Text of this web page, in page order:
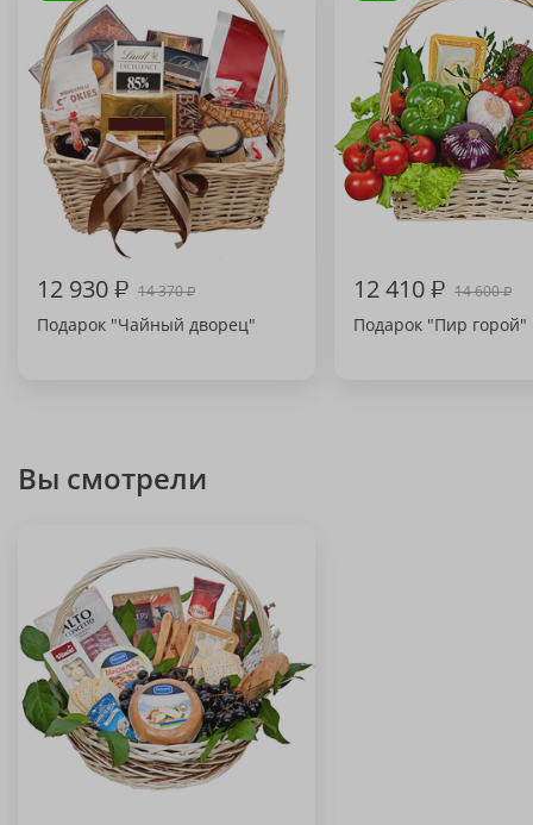
12 930₽ 14 370₽
Подарок "Чайный дворец"
12 410₽ 14 600₽
Подарок "Пир горой"
Вы смотрели